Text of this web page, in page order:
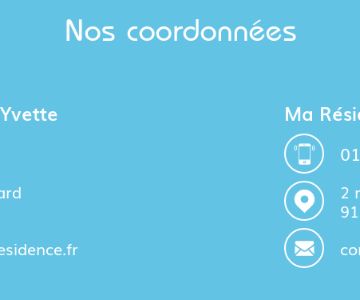
Nos coordonnées
Ma
2